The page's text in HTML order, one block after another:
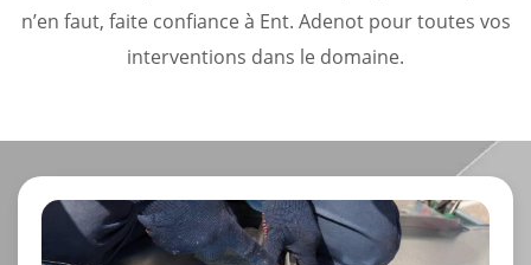
n’en faut, faite confiance à Ent. Adenot pour toutes vos
interventions dans le domaine.